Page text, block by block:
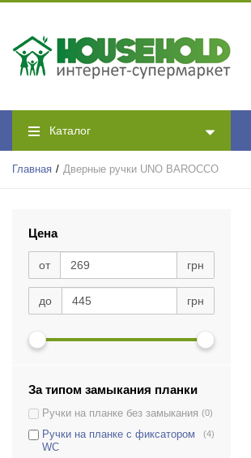
Каталог
Главная Дверные ручки UNO BAROCCO
Цена
от грн
до грн
За типом замыкания планки
Ручки на планке без замыкания (0)
Ручки на планке с фиксатором
WC
(4)